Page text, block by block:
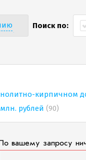
Поиск по:
кирпичном
рублей (90)
вашему запросу